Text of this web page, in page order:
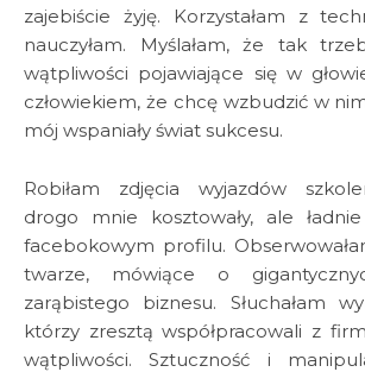
zajebiście żyję. Korzystałam z
nauczyłam. Myślałam, że tak
wątpliwości pojawiające się w
człowiekiem, że chcę wzbudzić w
mój wspaniały świat sukcesu.
Robiłam zdjęcia wyjazdów
drogo mnie kosztowały, ale
facebokowym profilu.
twarze, mówiące o
zarąbistego biznesu. Słuchałam
którzy zresztą współpracowali z
wątpliwości. Sztuczność i